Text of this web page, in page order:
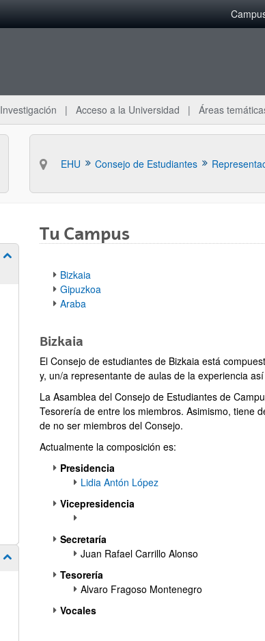
Investigación Acceso a la Universidad Áreas
EHU Consejo de Estudiantes
Mostrar/ocultar subpáginas
Mostrar/ocultar subpáginas
Tu Campus
Bizkaia
Gipuzkoa
Araba
Bizkaia
El Consejo de estudiantes de Bizkaia está
y, un/a representante de aulas de la experiencia
La Asamblea del Consejo de Estudiantes de
Tesorería de entre los miembros. Asimismo, tiene
de no ser miembros del Consejo.
Actualmente la composición es:
Presidencia
Lidia Antón López
Vicepresidencia
Secretaría
Juan Rafael Carrillo Alonso
Tesorería
Alvaro Fragoso Montenegro
Vocales